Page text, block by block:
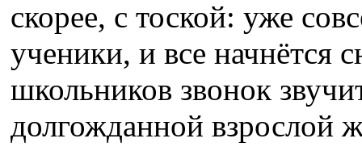
скорее, с тоской: уже
ученики, и все начнётся
школьников звонок
долгожданной взрослой